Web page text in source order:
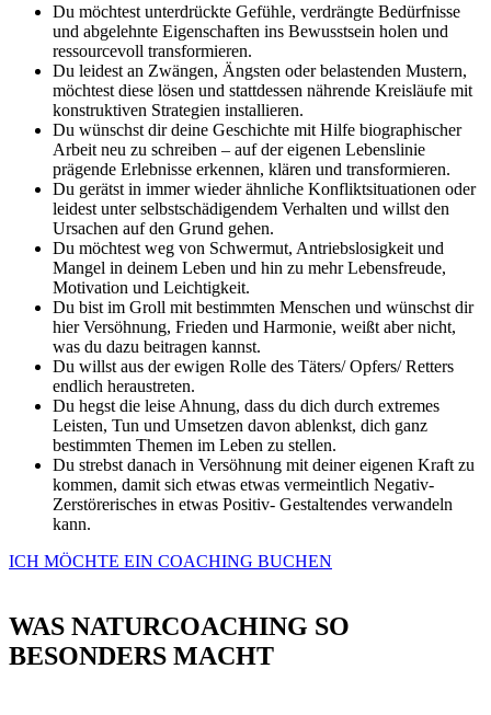
Du möchtest unterdrückte Gefühle, verdrängte Bedürfnisse
und abgelehnte Eigenschaften ins Bewusstsein holen und
ressourcevoll transformieren.
Du leidest an Zwängen, Ängsten oder belastenden Mustern,
möchtest diese lösen und stattdessen nährende Kreisläufe mit
konstruktiven Strategien installieren.
Du wünschst dir deine Geschichte mit Hilfe biographischer
Arbeit neu zu schreiben – auf der eigenen Lebenslinie
prägende Erlebnisse erkennen, klären und transformieren.
Du gerätst in immer wieder ähnliche Konfliktsituationen oder
leidest unter selbstschädigendem Verhalten und willst den
Ursachen auf den Grund gehen.
Du möchtest weg von Schwermut, Antriebslosigkeit und
Mangel in deinem Leben und hin zu mehr Lebensfreude,
Motivation und Leichtigkeit.
Du bist im Groll mit bestimmten Menschen und wünschst dir
hier Versöhnung, Frieden und Harmonie, weißt aber nicht,
was du dazu beitragen kannst.
Du willst aus der ewigen Rolle des Täters/ Opfers/ Retters
endlich heraustreten.
Du hegst die leise Ahnung, dass du dich durch extremes
Leisten, Tun und Umsetzen davon ablenkst, dich ganz
bestimmten Themen im Leben zu stellen.
Du strebst danach in Versöhnung mit deiner eigenen Kraft zu
kommen, damit sich etwas etwas vermeintlich Negativ-
Zerstörerisches in etwas Positiv- Gestaltendes verwandeln
kann.
ICH MÖCHTE EIN COACHING BUCHEN
WAS NATURCOACHING SO
BESONDERS MACHT